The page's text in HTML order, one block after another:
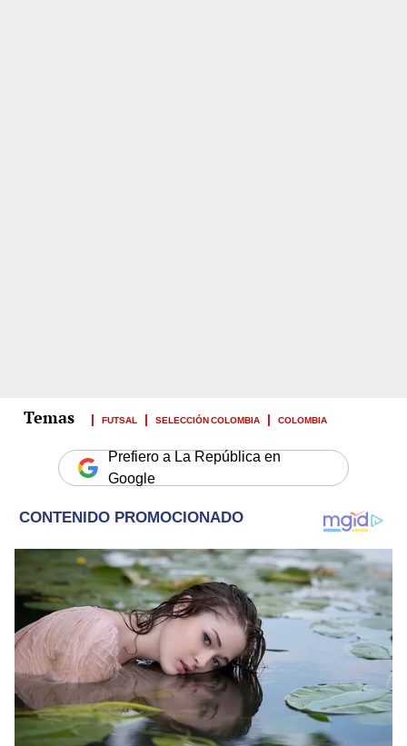
FUTSAL SELECCIÓN COLOMBIA COLOMBIA
Prefiero a La República en
Google